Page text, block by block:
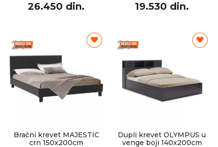
26.450 din. 19.530 din.
Bračni krevet MAJESTIC
crn 150x200cm
Dupli krevet OLYMPUS u
venge boji 140x200cm